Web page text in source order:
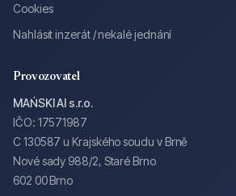
Cookies
Nahlásit inzerát / nekalé jednání
Provozovatel
MAŃSKI AI s.r.o.
IČO: 17571987
C 130587 u Krajského soudu v Brně
Nové sady 988/2, Staré Brno
602 00 Brno